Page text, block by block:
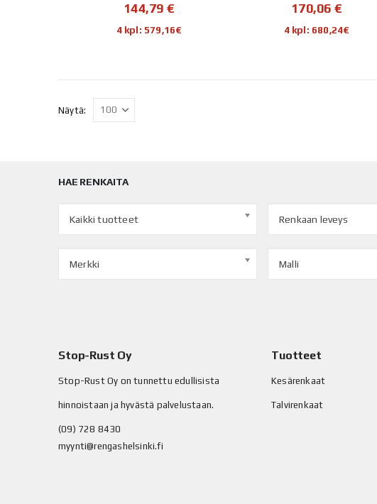
144,79 €
4 kpl: 579,16€
170,06 €
4 kpl: 680,24€
Näytä:
HAE RENKAITA
Kaikki tuotteet Renkaan leveys
Merkki Malli
Stop-Rust Oy
Stop-Rust Oy on tunnettu edullisista
hinnoistaan ja hyvästä palvelustaan.
(09) 728 8430
myynti@rengashelsinki.fi
Tuotteet
Kesärenkaat
Talvirenkaat